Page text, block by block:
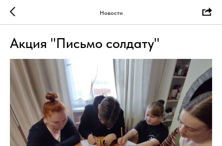
Новости
Акция "Письмо солдату"